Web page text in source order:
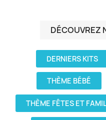
DÉCOUVREZ
DERNIERS KITS
THÈME BÉBÉ
THÈME FÊTES ET